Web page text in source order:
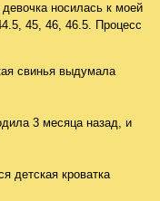
носилась к моей
45, 46, 46.5. Процесс
свинья выдумала
3 месяца назад, и
детская кроватка